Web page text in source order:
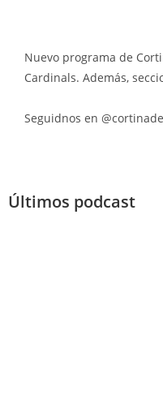
Nuevo programa de
Cardinals. Además,
Seguidnos en
Últimos podcast